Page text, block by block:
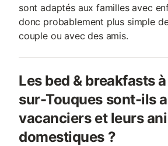
sont adaptés aux familles avec
donc probablement plus simple
couple ou avec des amis.
Les bed & breakfasts
sur-Touques sont-ils
vacanciers et leurs
domestiques ?